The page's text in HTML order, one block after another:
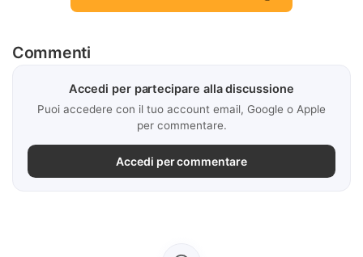
Commenti
Accedi per partecipare alla discussione
Puoi accedere con il tuo account email, Google o Apple
per commentare.
Accedi per commentare